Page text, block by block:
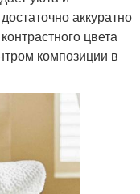
аккуратно
цвета
композиции в